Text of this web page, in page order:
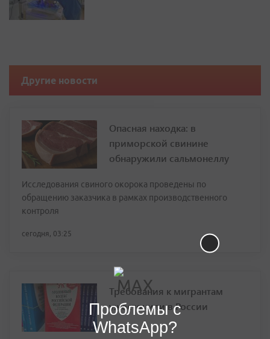
Другие новости
Опасная находка: в
приморской свинине
обнаружили сальмонеллу
Исследования свиного окорока проведены по
обращению заказчика в рамках производственного
контроля
сегодня, 03:25
Требования к мигрантам
ужесточили в России
Проблемы с
WhatsApp?